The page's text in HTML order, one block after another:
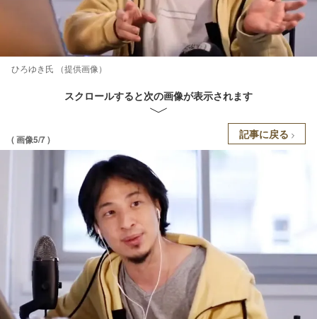
ひろゆき氏 （提供画像）
スクロールすると次の画像が表示されます
( 画像5/7 ) 記事に戻る